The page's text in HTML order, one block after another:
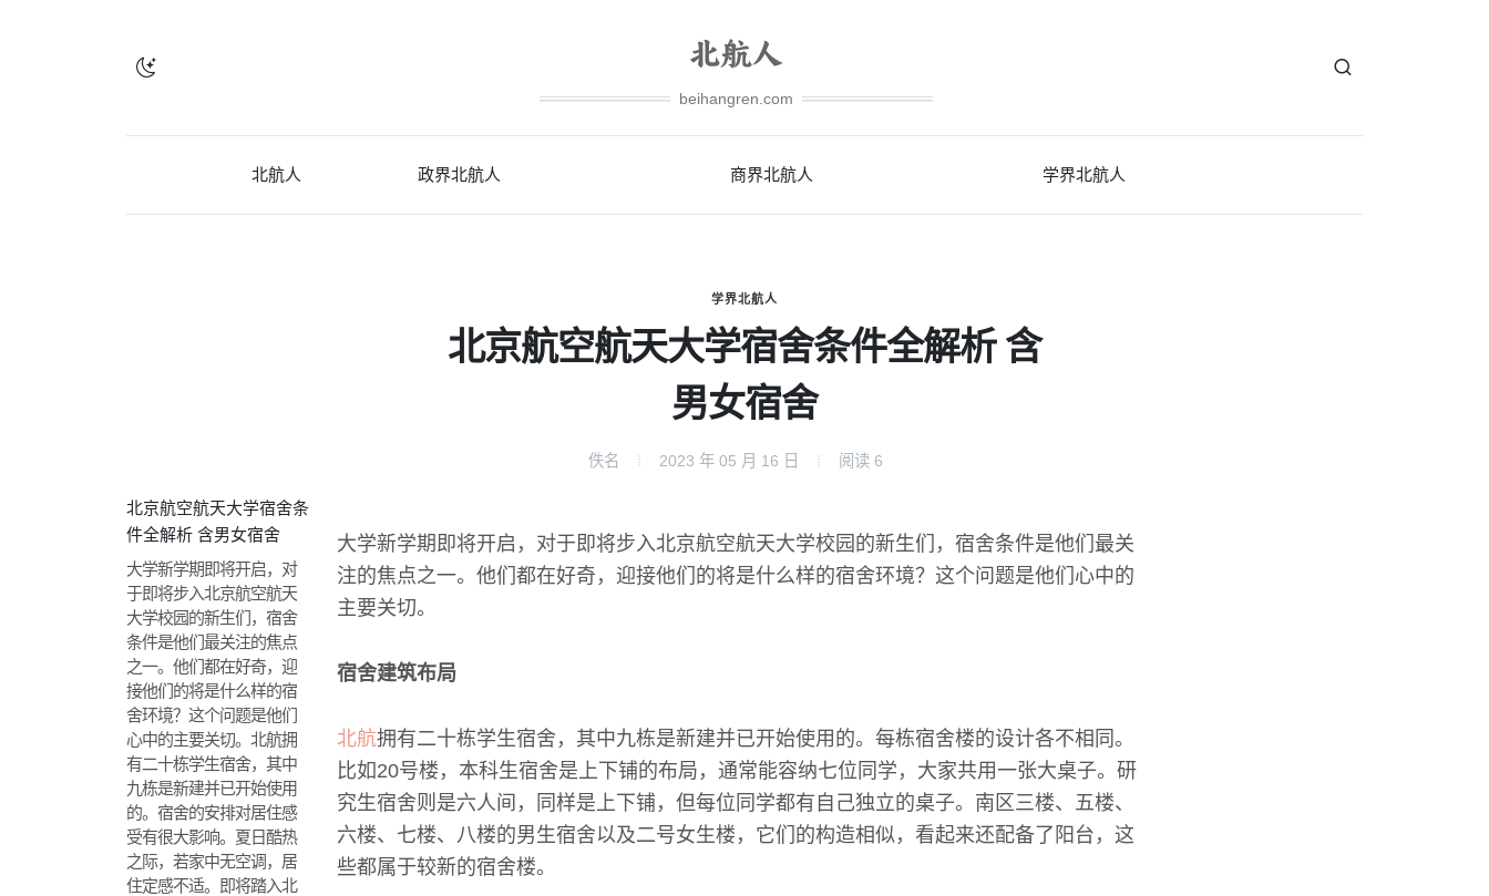
beihangren.com
北航人 政界北航人 商界北航人 学界北航人
学界北航人
北京航空航天大学宿舍条件全解析 含
男女宿舍
佚名 2023 年 05 月 16 日 阅读 6
北京航空航天大学宿舍条
件全解析 含男女宿舍
大学新学期即将开启，对
于即将步入北京航空航天
大学校园的新生们，宿舍
条件是他们最关注的焦点
之一。他们都在好奇，迎
接他们的将是什么样的宿
舍环境？这个问题是他们
心中的主要关切。北航拥
有二十栋学生宿舍，其中
九栋是新建并已开始使用
的。宿舍的安排对居住感
受有很大影响。夏日酷热
之际，若家中无空调，居
住定感不适。即将踏入北
大学新学期即将开启，对于即将步入北京航空航天大学校园的新生们，宿舍条件是他们最关
注的焦点之一。他们都在好奇，迎接他们的将是什么样的宿舍环境？这个问题是他们心中的
主要关切。
宿舍建筑布局
北航拥有二十栋学生宿舍，其中九栋是新建并已开始使用的。每栋宿舍楼的设计各不相同。
比如20号楼，本科生宿舍是上下铺的布局，通常能容纳七位同学，大家共用一张大桌子。研
究生宿舍则是六人间，同样是上下铺，但每位同学都有自己独立的桌子。南区三楼、五楼、
六楼、七楼、八楼的男生宿舍以及二号女生楼，它们的构造相似，看起来还配备了阳台，这
些都属于较新的宿舍楼。